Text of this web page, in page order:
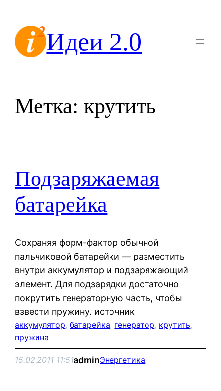
содержимомуИдеи 2.0
Метка:крутить
Подзаряжаемая
батарейка
Сохраняя форм-фактор обычной
пальчиковой батарейки — разместить
внутри аккумулятор и подзаряжающий
элемент. Для подзарядки достаточно
покрутить генераторную часть, чтобы
взвести пружину. источник
аккумулятор, батарейка, генератор, крутить
пружина
15.02.2011 11:51adminЭнергетика